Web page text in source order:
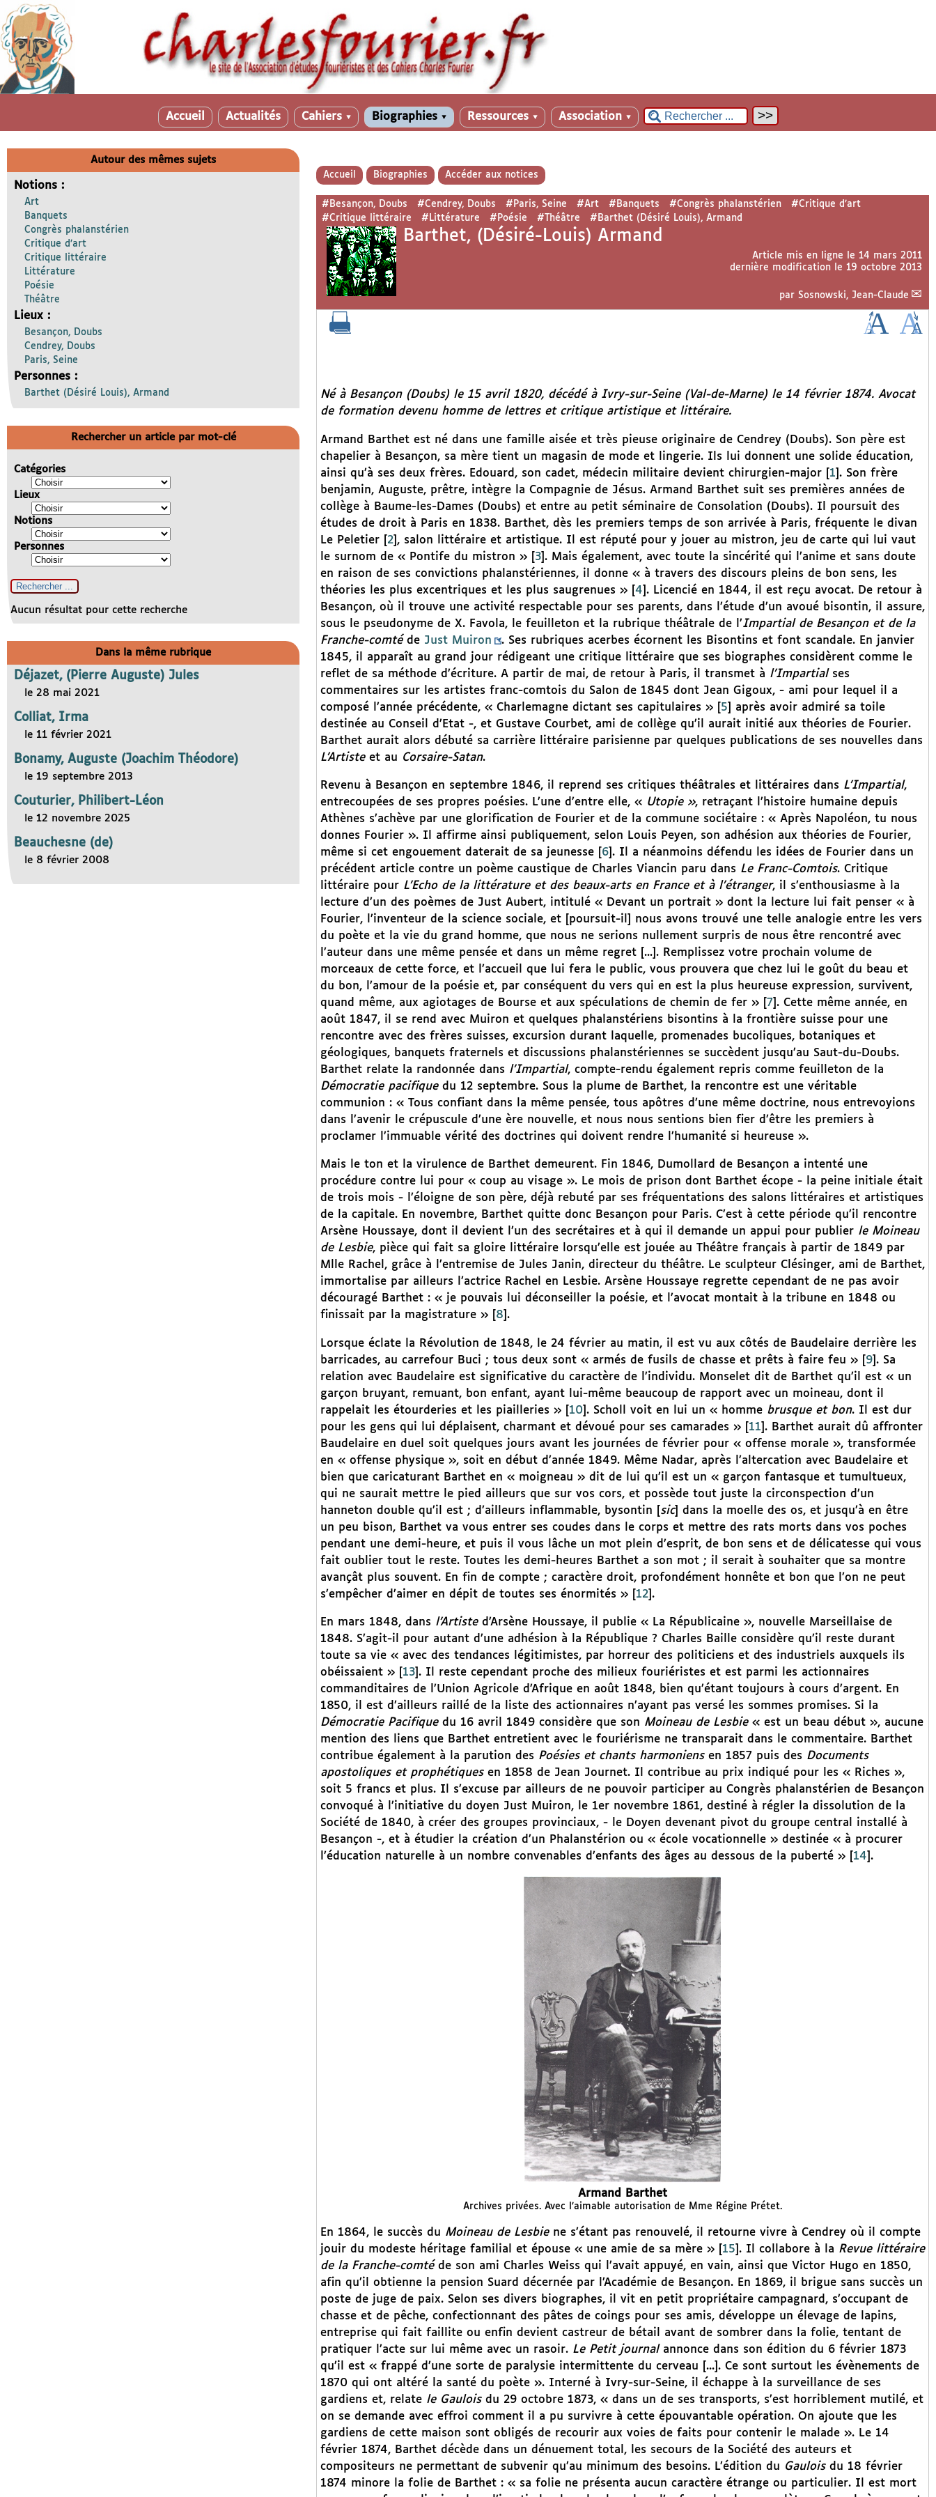
Accueil Actualités Cahiers ▼ Biographies ▼ Ressources ▼ Association ▼
Accueil Biographies Accéder aux notices
#Besançon, Doubs #Cendrey, Doubs #Paris, Seine #Art #Banquets #Congrès phalanstérien
#Critique d’art
#Critique littéraire
#Littérature #Poésie #Théâtre #Barthet (Désiré Louis), Armand
Barthet, (Désiré-Louis) Armand
Article mis en ligne le 14 mars 2011
dernière modification le 19 octobre 2013
par Sosnowski, Jean-Claude
Né à Besançon (Doubs) le 15 avril 1820, décédé à Ivry-sur-Seine (Val-de-Marne) le 14 février 1874. Avocat
de formation devenu homme de lettres et critique artistique et littéraire.
Armand Barthet est né dans une famille aisée et très pieuse originaire de Cendrey (Doubs). Son père est
chapelier à Besançon, sa mère tient un magasin de mode et lingerie. Ils lui donnent une solide éducation,
ainsi qu’à ses deux frères. Edouard, son cadet, médecin militaire devient chirurgien-major[ 1 . Son frère
benjamin, Auguste, prêtre, intègre la Compagnie de Jésus. Armand Barthet suit ses premières années de
collège à Baume-les-Dames (Doubs) et entre au petit séminaire de Consolation (Doubs). Il poursuit des
études de droit à Paris en 1838. Barthet, dès les premiers temps de son arrivée à Paris, fréquente le divan
Le Peletier[ 2] , salon littéraire et artistique. Il est réputé pour y jouer au mistron, jeu de carte qui lui vaut
le surnom de « Pontife du mistron »[ 3] . Mais également, avec toute la sincérité qui l’anime et sans doute
en raison de ses convictions phalanstériennes, il donne « à travers des discours pleins de bon sens, les
théories les plus excentriques et les plus saugrenues »[ 4 . Licencié en 1844, il est reçu avocat. De retour à
Besançon, où il trouve une activité respectable pour ses parents, dans l’étude d’un avoué bisontin, il assure,
sous le pseudonyme de X. Favola, le feuilleton et la rubrique théâtrale de l’Impartial de Besançon et de la
Franche-comtéde Just Muiron
. Ses rubriques acerbes écornent les Bisontins et font scandale. En janvier
1845, il apparaît au grand jour rédigeant une critique littéraire que ses biographes considèrent comme le
reflet de sa méthode d’écriture. A partir de mai, de retour à Paris, il transmet à l’Impartialses
commentaires sur les artistes franc-comtois du Salon de 1845 dont Jean Gigoux, - ami pour lequel il a
composé l’année précédente, « Charlemagne dictant ses capitulaires »[ 5
après avoir admiré sa toile
destinée au Conseil d’Etat -, et Gustave Courbet, ami de collège qu’il aurait initié aux théories de Fourier.
Barthet aurait alors débuté sa carrière littéraire parisienne par quelques publications de ses nouvelles dans
L’Artisteet au Corsaire-Satan.
Revenu à Besançon en septembre 1846, il reprend ses critiques théâtrales et littéraires dans L’Impartial,
entrecoupées de ses propres poésies. L’une d’entre elle, « Utopie », retraçant l’histoire humaine depuis
Athènes s’achève par une glorification de Fourier et de la commune sociétaire : « Après Napoléon, tu nous
donnes Fourier ». Il affirme ainsi publiquement, selon Louis Peyen, son adhésion aux théories de Fourier,
même si cet engouement daterait de sa jeunesse[ 6] . Il a néanmoins défendu les idées de Fourier dans un
précédent article contre un poème caustique de Charles Viancin paru dans Le Franc-Comtois. Critique
littéraire pour L’Echo de la littérature et des beaux-arts en France et à l’étranger, il s’enthousiasme à la
lecture d’un des poèmes de Just Aubert, intitulé « Devant un portrait » dont la lecture lui fait penser « à
Fourier, l’inventeur de la science sociale, et [poursuit-il] nous avons trouvé une telle analogie entre les vers
du poète et la vie du grand homme, que nous ne serions nullement surpris de nous être rencontré avec
l’auteur dans une même pensée et dans un même regret [...]. Remplissez votre prochain volume de
morceaux de cette force, et l’accueil que lui fera le public, vous prouvera que chez lui le goût du beau et
du bon, l’amour de la poésie et, par conséquent du vers qui en est la plus heureuse expression, survivent,
quand même, aux agiotages de Bourse et aux spéculations de chemin de fer »[ 7 . Cette même année, en
août 1847, il se rend avec Muiron et quelques phalanstériens bisontins à la frontière suisse pour une
rencontre avec des frères suisses, excursion durant laquelle, promenades bucoliques, botaniques et
géologiques, banquets fraternels et discussions phalanstériennes se succèdent jusqu’au Saut-du-Doubs.
Barthet relate la randonnée dans l’Impartial, compte-rendu également repris comme feuilleton de la
Démocratie pacifiquedu 12 septembre. Sous la plume de Barthet, la rencontre est une véritable
communion : « Tous confiant dans la même pensée, tous apôtres d’une même doctrine, nous entrevoyions
dans l’avenir le crépuscule d’une ère nouvelle, et nous nous sentions bien fier d’être les premiers à
proclamer l’immuable vérité des doctrines qui doivent rendre l’humanité si heureuse ».
Mais le ton et la virulence de Barthet demeurent. Fin 1846, Dumollard de Besançon a intenté une
procédure contre lui pour « coup au visage ». Le mois de prison dont Barthet écope - la peine initiale était
de trois mois - l’éloigne de son père, déjà rebuté par ses fréquentations des salons littéraires et artistiques
de la capitale. En novembre, Barthet quitte donc Besançon pour Paris. C’est à cette période qu’il rencontre
Arsène Houssaye, dont il devient l’un des secrétaires et à qui il demande un appui pour publier le Moineau
de Lesbie, pièce qui fait sa gloire littéraire lorsqu’elle est jouée au Théâtre français à partir de 1849 par
Mlle Rachel, grâce à l’entremise de Jules Janin, directeur du théâtre. Le sculpteur Clésinger, ami de Barthet,
immortalise par ailleurs l’actrice Rachel en Lesbie. Arsène Houssaye regrette cependant de ne pas avoir
découragé Barthet : « je pouvais lui déconseiller la poésie, et l’avocat montait à la tribune en 1848 ou
finissait par la magistrature »[ 8 .
Lorsque éclate la Révolution de 1848, le 24 février au matin, il est vu aux côtés de Baudelaire derrière les
barricades, au carrefour Buci ; tous deux sont « armés de fusils de chasse et prêts à faire feu »[ 9] . Sa
relation avec Baudelaire est significative du caractère de l’individu. Monselet dit de Barthet qu’il est « un
garçon bruyant, remuant, bon enfant, ayant lui-même beaucoup de rapport avec un moineau, dont il
rappelait les étourderies et les piailleries »[ 10 . Scholl voit en lui un « homme brusque et bon. Il est dur
pour les gens qui lui déplaisent, charmant et dévoué pour ses camarades »[ 11 . Barthet aurait dû affronter
Baudelaire en duel soit quelques jours avant les journées de février pour « offense morale », transformée
en « offense physique », soit en début d’année 1849. Même Nadar, après l’altercation avec Baudelaire et
bien que caricaturant Barthet en « moigneau » dit de lui qu’il est un « garçon fantasque et tumultueux,
qui ne saurait mettre le pied ailleurs que sur vos cors, et possède tout juste la circonspection d’un
hanneton double qu’il est ; d’ailleurs inflammable, bysontin [ sic] dans la moelle des os, et jusqu’à en être
un peu bison, Barthet va vous entrer ses coudes dans le corps et mettre des rats morts dans vos poches
pendant une demi-heure, et puis il vous lâche un mot plein d’esprit, de bon sens et de délicatesse qui vous
fait oublier tout le reste. Toutes les demi-heures Barthet a son mot ; il serait à souhaiter que sa montre
avançât plus souvent. En fin de compte ; caractère droit, profondément honnête et bon que l’on ne peut
s’empêcher d’aimer en dépit de toutes ses énormités »[ 12] .
En mars 1848, dans l’Artisted’Arsène Houssaye, il publie « La Républicaine », nouvelle Marseillaise de
1848. S’agit-il pour autant d’une adhésion à la République ? Charles Baille considère qu’il reste durant
toute sa vie « avec des tendances légitimistes, par horreur des politiciens et des industriels auxquels ils
obéissaient »[ 13] . Il reste cependant proche des milieux fouriéristes et est parmi les actionnaires
commanditaires de l’Union Agricole d’Afrique en août 1848, bien qu’étant toujours à cours d’argent. En
1850, il est d’ailleurs raillé de la liste des actionnaires n’ayant pas versé les sommes promises. Si la
Démocratie Pacifiquedu 16 avril 1849 considère que son Moineau de Lesbie« est un beau début », aucune
mention des liens que Barthet entretient avec le fouriérisme ne transparait dans le commentaire. Barthet
contribue également à la parution des Poésies et chants harmoniensen 1857 puis des Documents
apostoliques et prophétiquesen 1858 de Jean Journet. Il contribue au prix indiqué pour les « Riches »,
soit 5 francs et plus. Il s’excuse par ailleurs de ne pouvoir participer au Congrès phalanstérien de Besançon
convoqué à l’initiative du doyen Just Muiron, le 1er novembre 1861, destiné à régler la dissolution de la
Société de 1840, à créer des groupes provinciaux, - le Doyen devenant pivot du groupe central installé à
Besançon -, et à étudier la création d’un Phalanstérion ou « école vocationnelle » destinée « à procurer
l’éducation naturelle à un nombre convenables d’enfants des âges au dessous de la puberté »[ 14 .
Armand Barthet
Archives privées. Avec l’aimable autorisation de Mme Régine Prétet.
En 1864, le succès du Moineau de Lesbiene s’étant pas renouvelé, il retourne vivre à Cendrey où il compte
jouir du modeste héritage familial et épouse « une amie de sa mère »[ 15 . Il collabore à la Revue littéraire
de la Franche-comtéde son ami Charles Weiss qui l’avait appuyé, en vain, ainsi que Victor Hugo en 1850,
afin qu’il obtienne la pension Suard décernée par l’Académie de Besançon. En 1869, il brigue sans succès un
poste de juge de paix. Selon ses divers biographes, il vit en petit propriétaire campagnard, s’occupant de
chasse et de pêche, confectionnant des pâtes de coings pour ses amis, développe un élevage de lapins,
entreprise qui fait faillite ou enfin devient castreur de bétail avant de sombrer dans la folie, tentant de
pratiquer l’acte sur lui même avec un rasoir. Le Petit journalannonce dans son édition du 6 février 1873
qu’il est « frappé d’une sorte de paralysie intermittente du cerveau [...]. Ce sont surtout les évènements de
1870 qui ont altéré la santé du poète ». Interné à Ivry-sur-Seine, il échappe à la surveillance de ses
gardiens et, relate le Gauloisdu 29 octobre 1873, « dans un de ses transports, s’est horriblement mutilé, et
on se demande avec effroi comment il a pu survivre à cette épouvantable opération. On ajoute que les
gardiens de cette maison sont obligés de recourir aux voies de faits pour contenir le malade ». Le 14
février 1874, Barthet décède dans un dénuement total, les secours de la Société des auteurs et
compositeurs ne permettant de subvenir qu’au minimum des besoins. L’édition du Gauloisdu 18 février
1874 minore la folie de Barthet : « sa folie ne présenta aucun caractère étrange ou particulier. Il est mort
Autour des mêmes sujets
Notions :
Art
Banquets
Congrès phalanstérien
Critique d’art
Critique littéraire
Littérature
Poésie
Théâtre
Lieux :
Besançon, Doubs
Cendrey, Doubs
Paris, Seine
Personnes :
Barthet (Désiré Louis), Armand
Rechercher un article par mot-clé
Catégories
Lieux
Notions
Personnes
Aucun résultat pour cette recherche
Dans la même rubrique
Déjazet, (Pierre Auguste) Jules
le 28 mai 2021
Colliat, Irma
le 11 février 2021
Bonamy, Auguste (Joachim Théodore)
le 19 septembre 2013
Couturier, Philibert-Léon
le 12 novembre 2025
Beauchesne (de)
le 8 février 2008